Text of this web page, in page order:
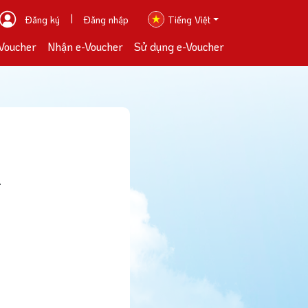
Đăng ký | Đăng nhập Tiếng Việt
Nhận e-Voucher Sử dụng e-Voucher